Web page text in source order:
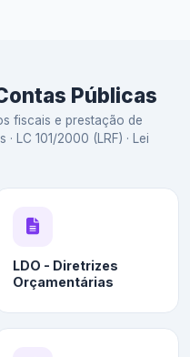
Públicas
fiscais e prestação de
LC 101/2000 (LRF) · Lei
LDO - Diretrizes
Orçamentárias